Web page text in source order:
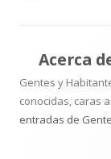
Acerca
Gentes y
conocidas, caras
entradas de